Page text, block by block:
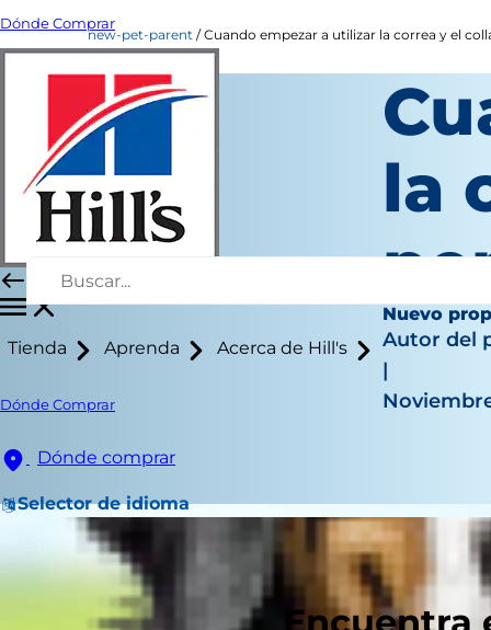
Dónde Comprar
Tienda Aprenda Acerca de Hill's
Dónde Comprar
Dónde comprar
Selector de idioma
new-pet-parent Cuando empezar a utilizar la correa y el
la
Nuevo
Autor del
|